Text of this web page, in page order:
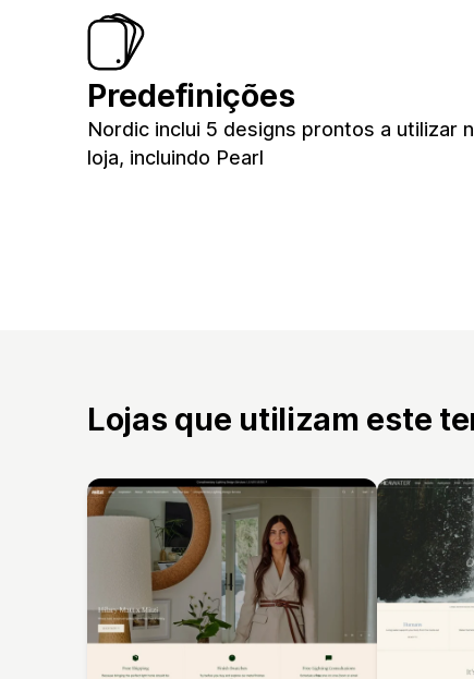
Predefinições
Nordic inclui 5 designs prontos a utilizar
loja, incluindo Pearl
Lojas que utilizam este